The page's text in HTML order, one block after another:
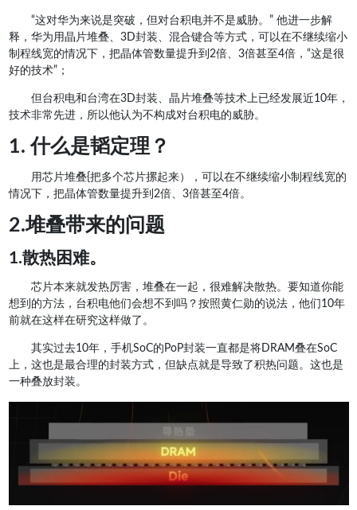
“这对华为来说是突破，但对台积电并不是威胁。” 他进一步解
释，华为用晶片堆叠、3D封装、混合键合等方式，可以在不继续缩小
制程线宽的情况下，把晶体管数量提升到2倍、3倍甚至4倍，“这是很
好的技术”；
但台积电和台湾在3D封装、晶片堆叠等技术上已经发展近10年，
技术非常先进，所以他认为不构成对台积电的威胁。
1. 什么是韬定理？
用芯片堆叠{把多个芯片摞起来），可以在不继续缩小制程线宽的
情况下，把晶体管数量提升到2倍、3倍甚至4倍。
2.堆叠带来的问题
1.散热困难。
芯片本来就发热厉害，堆叠在一起，很难解决散热。要知道你能
想到的方法，台积电他们会想不到吗？按照黄仁勋的说法，他们10年
前就在这样在研究这样做了。
其实过去10年，手机SoC的PoP封装一直都是将DRAM叠在SoC
上，这也是最合理的封装方式，但缺点就是导致了积热问题。这也是
一种叠放封装。